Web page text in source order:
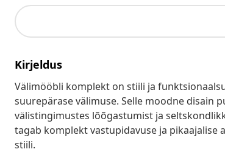
Kirjeldus
Välimööbli komplekt on stiili ja
suurepärase välimuse. Selle moodne disain
välistingimustes lõõgastumist ja
tagab komplekt vastupidavuse ja pikaajalise
stiili.